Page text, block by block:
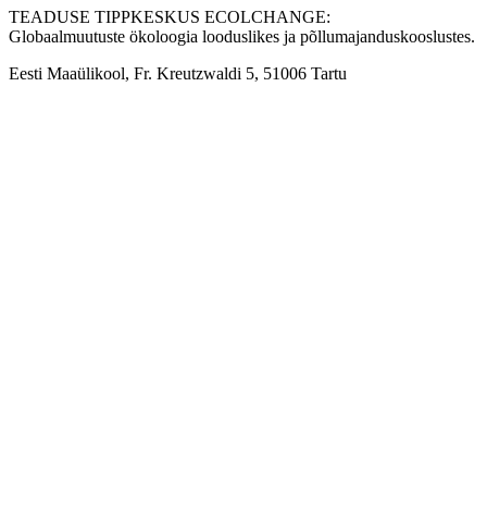
TEADUSE TIPPKESKUS ECOLCHANGE:
Globaalmuutuste ökoloogia looduslikes ja põllumajanduskooslustes.
Eesti Maaülikool, Fr. Kreutzwaldi 5, 51006 Tartu